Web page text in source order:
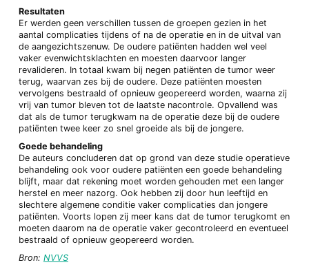
Resultaten
Er werden geen verschillen tussen de groepen gezien in het
aantal complicaties tijdens of na de operatie en in de uitval van
de aangezichtszenuw. De oudere patiënten hadden wel veel
vaker evenwichtsklachten en moesten daarvoor langer
revalideren. In totaal kwam bij negen patiënten de tumor weer
terug, waarvan zes bij de oudere. Deze patiënten moesten
vervolgens bestraald of opnieuw geopereerd worden, waarna zij
vrij van tumor bleven tot de laatste nacontrole. Opvallend was
dat als de tumor terugkwam na de operatie deze bij de oudere
patiënten twee keer zo snel groeide als bij de jongere.
Goede behandeling
De auteurs concluderen dat op grond van deze studie operatieve
behandeling ook voor oudere patiënten een goede behandeling
blijft, maar dat rekening moet worden gehouden met een langer
herstel en meer nazorg. Ook hebben zij door hun leeftijd en
slechtere algemene conditie vaker complicaties dan jongere
patiënten. Voorts lopen zij meer kans dat de tumor terugkomt en
moeten daarom na de operatie vaker gecontroleerd en eventueel
bestraald of opnieuw geopereerd worden.
Bron: NVVS